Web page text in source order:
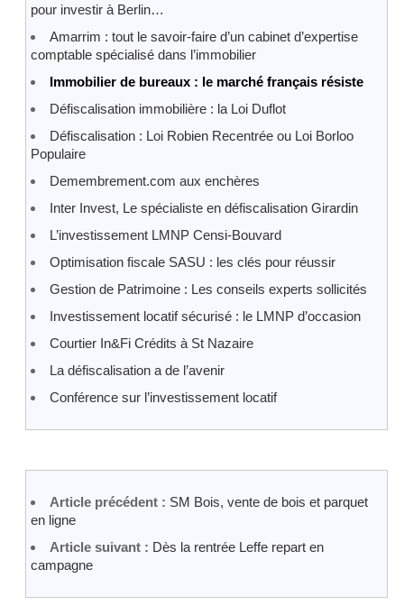
pour investir à Berlin…
Amarrim : tout le savoir-faire d’un cabinet d’expertise
comptable spécialisé dans l’immobilier
Immobilier de bureaux : le marché français résiste
Défiscalisation immobilière : la Loi Duflot
Défiscalisation : Loi Robien Recentrée ou Loi Borloo
Populaire
Demembrement.com aux enchères
Inter Invest, Le spécialiste en défiscalisation Girardin
L’investissement LMNP Censi-Bouvard
Optimisation fiscale SASU : les clés pour réussir
Gestion de Patrimoine : Les conseils experts sollicités
Investissement locatif sécurisé : le LMNP d’occasion
Courtier In&Fi Crédits à St Nazaire
La défiscalisation a de l’avenir
Conférence sur l’investissement locatif
Article précédent : SM Bois, vente de bois et parquet
en ligne
Article suivant : Dès la rentrée Leffe repart en
campagne